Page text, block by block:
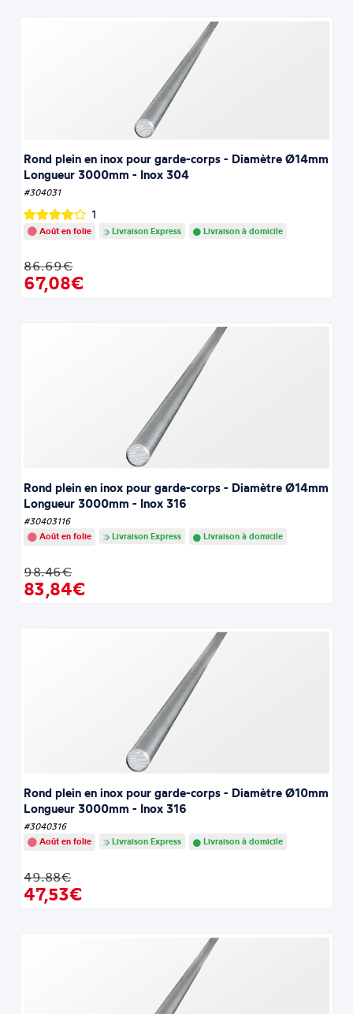
Rond plein en inox pour garde-corps - Diamètre Ø14mm
Longueur 3000mm - Inox 304
#304031
1
Août en folie Livraison Express Livraison à domicile
86.69€
67,08€
Rond plein en inox pour garde-corps - Diamètre Ø14mm
Longueur 3000mm - Inox 316
#30403116
Août en folie
Livraison Express Livraison à domicile
98.46€
83,84€
Rond plein en inox pour garde-corps - Diamètre Ø10mm
Longueur 3000mm - Inox 316
#3040316
Août en folie
Livraison Express Livraison à domicile
49.88€
47,53€